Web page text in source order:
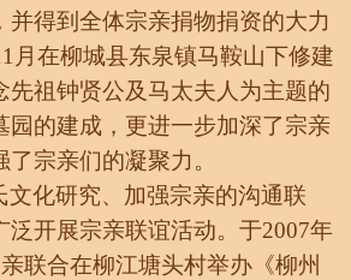
并得到全体宗亲捐物捐资的大力
月在柳城县东泉镇马鞍山下修建
先祖钟贤公及马太夫人为主题的
园的建成 ，更进一步加深了宗亲
了宗亲们的凝聚力。
文化研究、加强宗亲的沟通联
泛开展宗亲联谊活动。于2007年
联合在柳江塘头村举办《柳州